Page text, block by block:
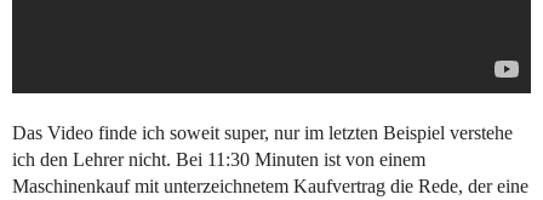
Das Video finde ich soweit super, nur im letzten Beispiel verstehe
ich den Lehrer nicht. Bei 11:30 Minuten ist von einem
Maschinenkauf mit unterzeichnetem Kaufvertrag die Rede, der eine